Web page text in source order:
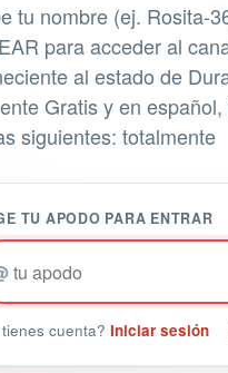
tu nombre (ej. Rosita-
para acceder al
al estado de
Gratis y en
siguientes: totalmente
TU APODO PARA ENTRAR
tienes cuenta? Iniciar sesión